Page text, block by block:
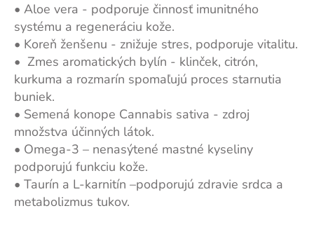
• Aloe vera - podporuje činnosť imunitného
systému a regeneráciu kože.
• Koreň ženšenu - znižuje stres, podporuje vitalitu.
• Zmes aromatických bylín - klinček, citrón,
kurkuma a rozmarín spomaľujú proces starnutia
buniek.
• Semená konope Cannabis sativa - zdroj
množstva účinných látok.
• Omega-3 – nenasýtené mastné kyseliny
podporujú funkciu kože.
• Taurín a L-karnitín –podporujú zdravie srdca a
metabolizmus tukov.